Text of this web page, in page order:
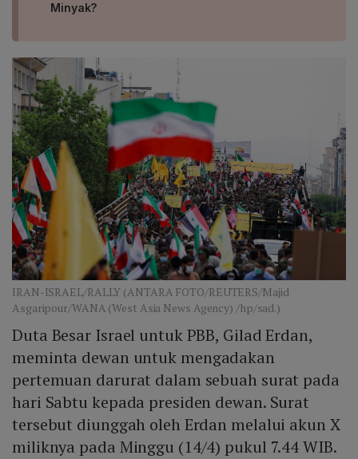
Minyak?
IRAN-ISRAEL/RALLY (ANTARA FOTO/REUTERS/Majid
Asgaripour/WANA (West Asia News Agency) /hp/sad.)
Duta Besar Israel untuk PBB, Gilad Erdan,
meminta dewan untuk mengadakan
pertemuan darurat dalam sebuah surat pada
hari Sabtu kepada presiden dewan. Surat
tersebut diunggah oleh Erdan melalui akun X
miliknya pada Minggu (14/4) pukul 7.44 WIB.